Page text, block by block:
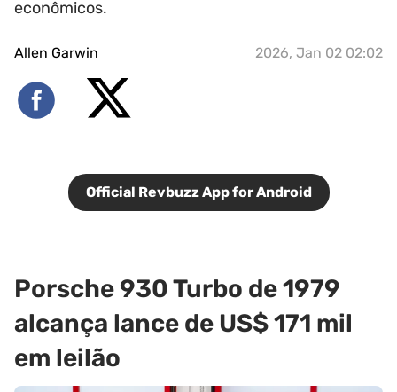
econômicos.
Allen Garwin 2026, Jan 02 02:02
Official Revbuzz App for Android
Porsche 930 Turbo de 1979
alcança lance de US$ 171 mil
em leilão